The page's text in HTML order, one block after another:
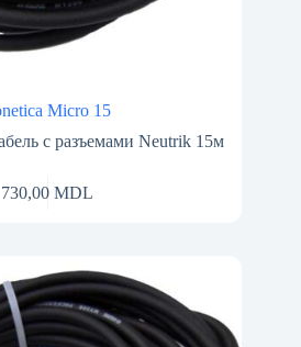
Micro 15
с разъемами Neutrik 15м
730,00MDL